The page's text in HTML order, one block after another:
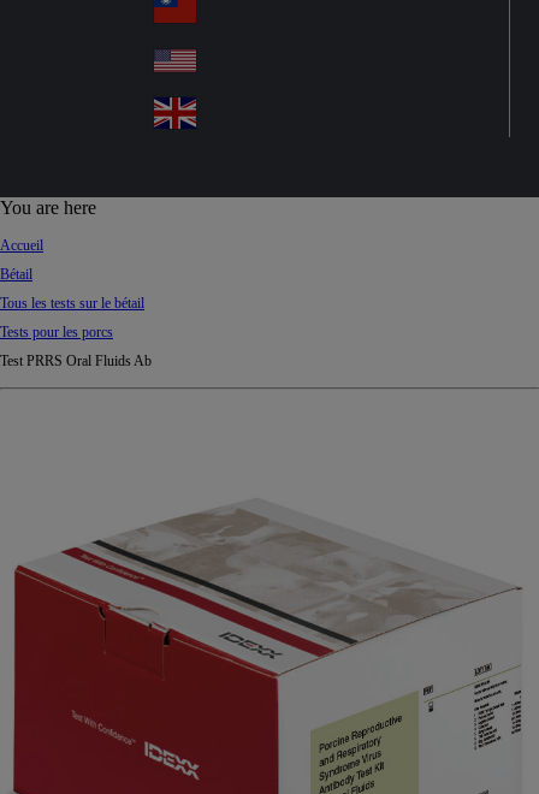
an
d
itz
erl
an
d
wa
n
A
d
You are here
Accueil
Bétail
Tous les tests sur le bétail
Tests pour les porcs
Test PRRS Oral Fluids Ab